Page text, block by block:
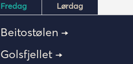
Fredag Lørdag
Beitostølen →
Golsfjellet →